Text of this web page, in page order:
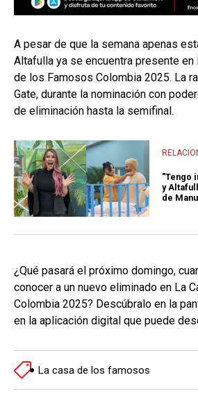
A pesar de que la semana apenas
Altafulla ya se encuentra presente en
de los Famosos Colombia 2025. La
Gate, durante la nominación con
de eliminación hasta la semifinal.
"Tengo
y
de
¿Qué pasará el próximo domingo,
conocer a un nuevo eliminado en La
Colombia 2025? Descúbralo en la
en la aplicación digital que puede
La casa de los famosos